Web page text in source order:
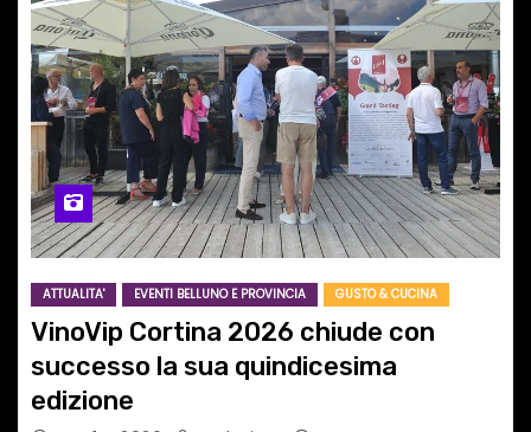
ATTUALITA' EVENTI BELLUNO E PROVINCIA GUSTO & CUCINA
VinoVip Cortina 2026 chiude con
successo la sua quindicesima
edizione